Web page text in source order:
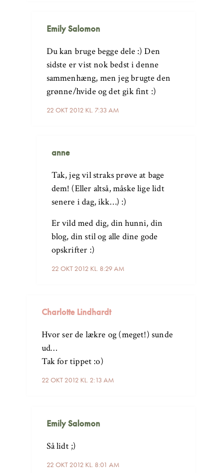
Emily Salomon
22 OKT 2012 KL. 7:33 AM
Du kan bruge begge dele :) Den
sidste er vist nok bedst i denne
sammenhæng, men jeg brugte den
grønne/hvide og det gik fint :)
anne
22 OKT 2012 KL. 8:29 AM
Tak, jeg vil straks prøve at bage
dem! (Eller altså, måske lige lidt
senere i dag, ikk…) :)
Er vild med dig, din hunni, din
blog, din stil og alle dine gode
opskrifter :)
Charlotte Lindhardt
22 OKT 2012 KL. 2:13 AM
Hvor ser de lækre og (meget!) sunde
ud…
Tak for tippet :o)
Emily Salomon
22 OKT 2012 KL. 8:01 AM
Så lidt ;)